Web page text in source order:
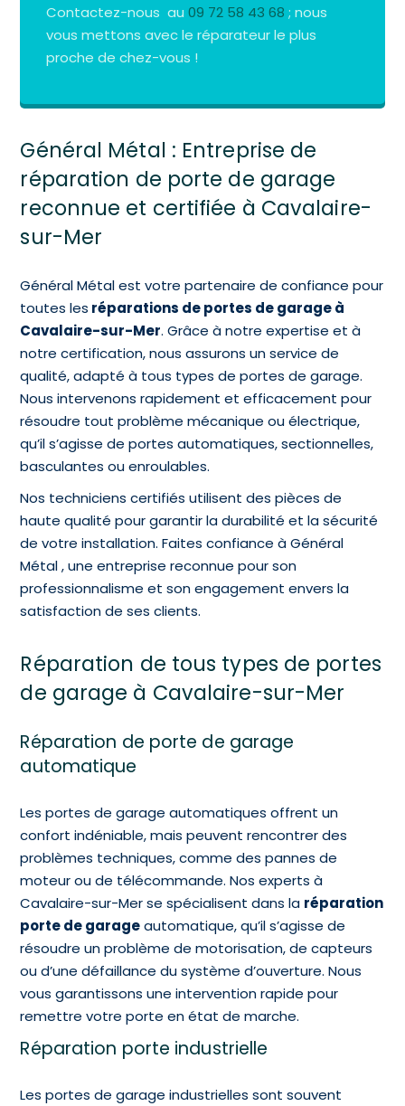
Contactez-nous au09 72 58 43 68 ; nous
vous mettons avec le réparateur le plus
proche de chez-vous !
Général Métal : Entreprise de
réparation de porte de garage
reconnue et certifiée à Cavalaire-
sur-Mer
Général Métal est votre partenaire de confiance pour
toutes les réparations de portes de garage à
Cavalaire-sur-Mer. Grâce à notre expertise et à
notre certification, nous assurons un service de
qualité, adapté à tous types de portes de garage.
Nous intervenons rapidement et efficacement pour
résoudre tout problème mécanique ou électrique,
qu’il s’agisse de portes automatiques, sectionnelles,
basculantes ou enroulables.
Nos techniciens certifiés utilisent des pièces de
haute qualité pour garantir la durabilité et la sécurité
de votre installation. Faites confiance à Général
Métal , une entreprise reconnue pour son
professionnalisme et son engagement envers la
satisfaction de ses clients.
Réparation de tous types de portes
de garage à Cavalaire-sur-Mer
Réparation de porte de garage
automatique
Les portes de garage automatiques offrent un
confort indéniable, mais peuvent rencontrer des
problèmes techniques, comme des pannes de
moteur ou de télécommande. Nos experts à
Cavalaire-sur-Mer se spécialisent dans la réparation
porte de garageautomatique, qu’il s’agisse de
résoudre un problème de motorisation, de capteurs
ou d’une défaillance du système d’ouverture. Nous
vous garantissons une intervention rapide pour
remettre votre porte en état de marche.
Réparation porte industrielle
Les portes de garage industrielles sont souvent